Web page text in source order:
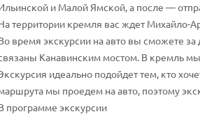
и Малой Ямской, а после —
территории кремля вас ждет Михайло-
время экскурсии на авто вы сможете за
Канавинским мостом. В кремль
идеально подойдет тем, кто
мы проедем на авто, поэтому
программе экскурсии